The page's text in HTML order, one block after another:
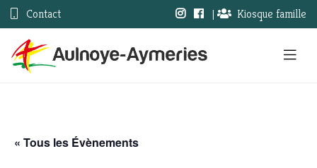
Contact | Kiosque famille
« Tous les Évènements